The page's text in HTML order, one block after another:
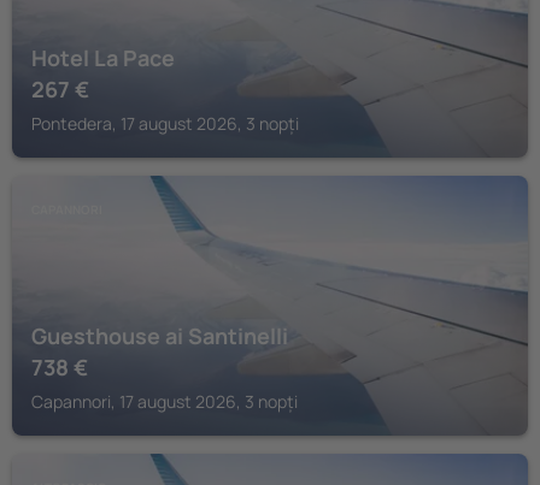
Hotel La Pace
267 €
Pontedera, 17 august 2026, 3 nopți
Guesthouse ai Santinelli
738 €
Capannori, 17 august 2026, 3 nopți